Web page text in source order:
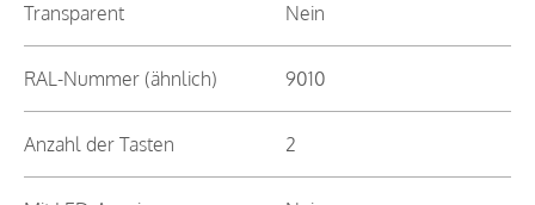
Transparent Nein
RAL-Nummer (ähnlich) 9010
Anzahl der Tasten 2